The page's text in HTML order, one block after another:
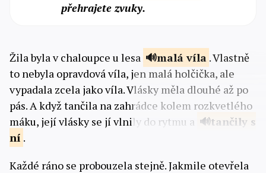
přehrajete zvuky.
Žila byla v chaloupce u lesa malávíla . Vlastně
to nebyla opravdová víla, jen malá holčička, ale
vypadala zcela jako víla. Vlásky měla dlouhé až po
pás. A když tančila na zahrádce kolem rozkvetlého
máku, její vlásky se jí vlnily do rytmu a
tančily s
ní .
Každé ráno se probouzela stejně. Jakmile otevřela